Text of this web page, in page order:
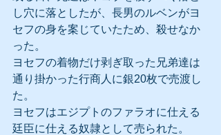
し穴に落としたが、長男のルベンがヨ
セフの身を案じていたため、殺せなか
った。
ヨセフの着物だけ剥ぎ取った兄弟達は
通り掛かった行商人に銀20枚で売渡し
た。
ヨセフはエジプトのファラオに仕える
廷臣に仕える奴隷として売られた。